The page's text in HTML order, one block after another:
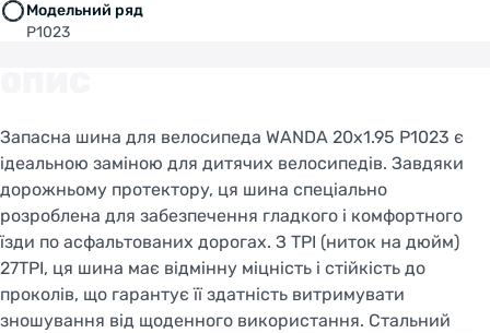
Модельний ряд
P1023
Запасна шина для велосипеда WANDA 20x1.95 P1023 є
ідеальною заміною для дитячих велосипедів. Завдяки
дорожньому протектору, ця шина спеціально
розроблена для забезпечення гладкого і комфортного
їзди по асфальтованих дорогах. З TPI (ниток на дюйм)
27TPI, ця шина має відмінну міцність і стійкість до
проколів, що гарантує її здатність витримувати
зношування від щоденного використання. Стальний